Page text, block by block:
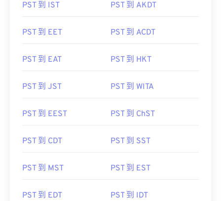
PST 到 IST PST 到 AKDT
PST 到 EET PST 到 ACDT
PST 到 EAT PST 到 HKT
PST 到 JST PST 到 WITA
PST 到 EEST PST 到 ChST
PST 到 CDT PST 到 SST
PST 到 MST PST 到 EST
PST 到 EDT PST 到 IDT